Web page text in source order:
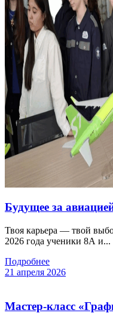
Будущее за
Твоя карьера — твой
2026 года ученики 8А и...
Подробнее
21 апреля 2026
Мастер-класс